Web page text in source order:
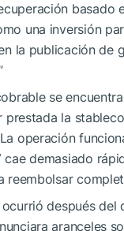
basado
una inversión
la publicación de
se
prestada la
operación
cae demasiado
reembolsar
después
aranceles